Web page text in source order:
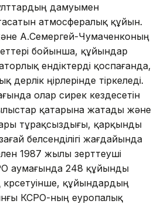
дамуымен
атмосфералық құйын.
А.Семергей-Чумаченконың
бойынша, құйындар
ендіктерді қоспағанда,
өңірлерінде тіркеледі.
олар сирек кездесетін
қатарына жатады және
тұрақсыздығы, қарқынды
белсенділігі жағдайында
1987 жылы зерттеуші
аумағында 248 құйынды
құйындардың
КСРО-ның еуропалық